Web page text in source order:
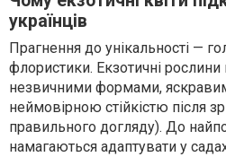
українців
Прагнення до унікальності —
флористики. Екзотичні
незвичними формами,
неймовірною стійкістю після
правильного догляду). До
намагаються адаптувати у